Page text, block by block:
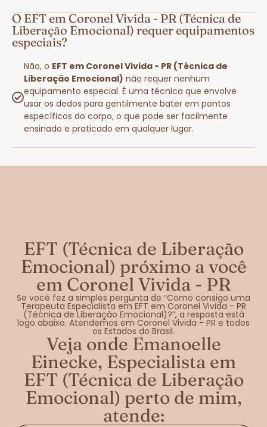
O EFT em Coronel Vivida - PR (Técnica de
Liberação Emocional) requer equipamentos
especiais?
Não, o EFT em Coronel Vivida - PR (Técnica de
Liberação Emocional) não requer nenhum
equipamento especial. É uma técnica que envolve
usar os dedos para gentilmente bater em pontos
específicos do corpo, o que pode ser facilmente
ensinado e praticado em qualquer lugar.
EFT (Técnica de Liberação
Emocional) próximo a você
em Coronel Vivida - PR
Se você fez a simples pergunta de “Como consigo uma
Terapeuta Especialista em EFT em Coronel Vivida - PR
(Técnica de Liberação Emocional)?”, a resposta está
logo abaixo. Atendemos em Coronel Vivida - PR e todos
os Estados do Brasil.
Veja onde Emanoelle
Einecke, Especialista em
EFT (Técnica de Liberação
Emocional) perto de mim,
atende: